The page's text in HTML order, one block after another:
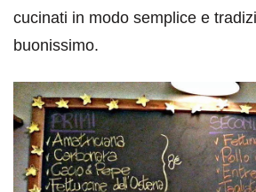
cucinati in modo semplice e
buonissimo.